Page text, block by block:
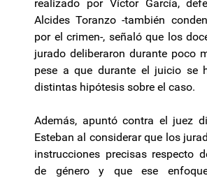
realizado por Víctor García,
Alcides Toranzo -también
por el crimen-, señaló que los
jurado deliberaron durante poco
pese a que durante el juicio se
distintas hipótesis sobre el caso.
Además, apuntó contra el juez
Esteban al considerar que los
instrucciones precisas respecto
de género y que ese